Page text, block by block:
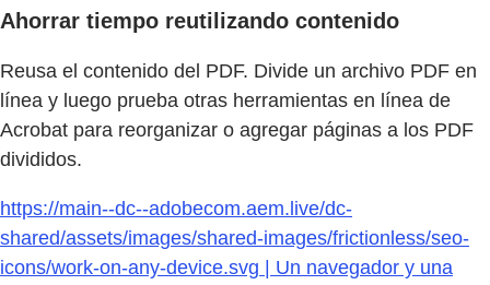
Ahorrar tiempo reutilizando contenido
Reusa el contenido del PDF. Divide un archivo PDF en
línea y luego prueba otras herramientas en línea de
Acrobat para reorganizar o agregar páginas a los PDF
divididos.
https://main--dc--adobecom.aem.live/dc-
shared/assets/images/shared-images/frictionless/seo-
icons/work-on-any-device.svg | Un navegador y una